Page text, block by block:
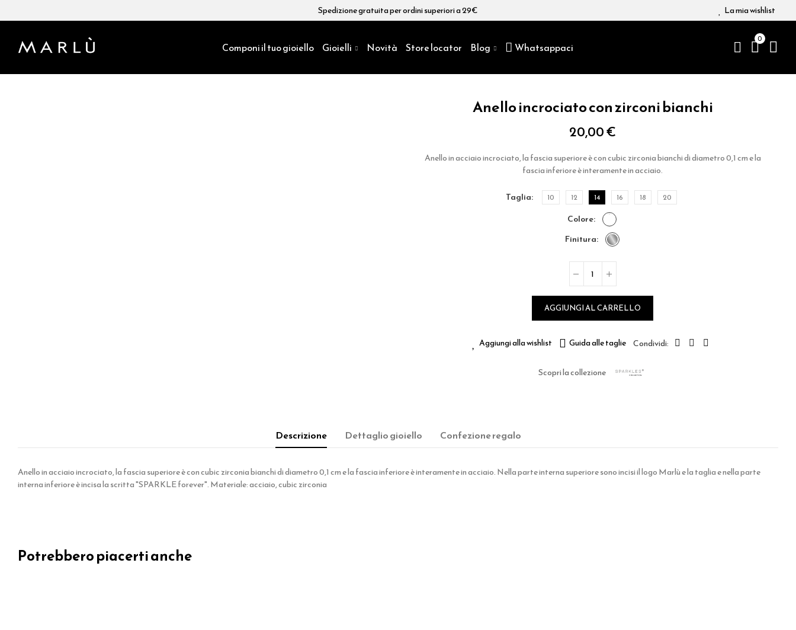
Spedizione gratuita per ordini superiori a 29€ La mia wishlist
Componi il tuo gioiello Gioielli Novità Store locator Blog Whatsappaci
0
Anello incrociato con zirconi bianchi
20,00 €
Anello in acciaio incrociato, la fascia superiore è con cubic zirconia bianchi di diametro 0,1 cm e la
fascia inferiore è interamente in acciaio.
taglia 10 12 14 16 18 20
colore
finitura
AGGIUNGI AL CARRELLO
Aggiungi alla wishlist Guida alle taglie
Scopri la collezione
Descrizione Dettaglio gioiello Confezione regalo
Anello in acciaio incrociato, la fascia superiore è con cubic zirconia bianchi di diametro 0,1 cm e la fascia inferiore è interamente in acciaio. Nella parte interna superiore sono incisi il logo Marlù e la taglia e nella parte
interna inferiore è incisa la scritta "SPARKLE forever". Materiale: acciaio, cubic zirconia
Potrebbero piacerti anche